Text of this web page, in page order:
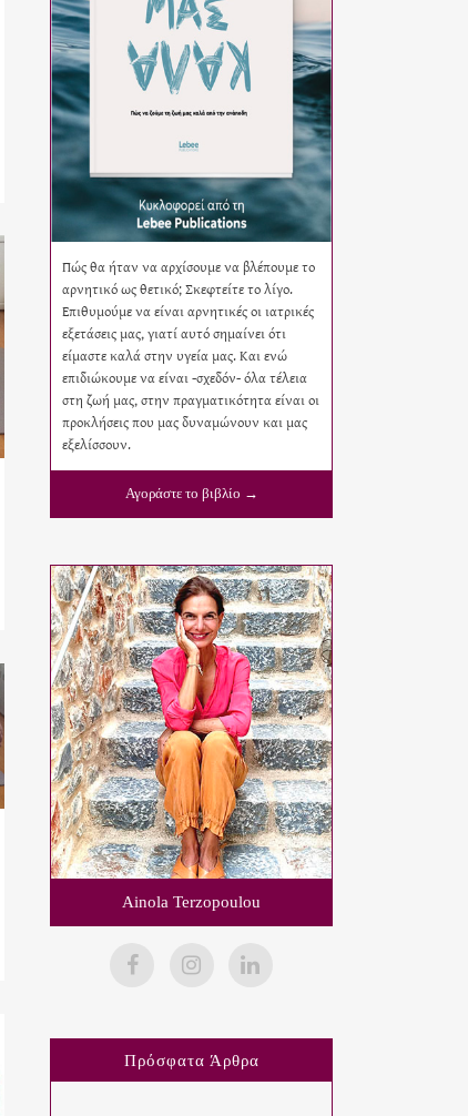
Πώς θα ήταν να αρχίσουμε να βλέπουμε το
αρνητικό ως θετικό; Σκεφτείτε το λίγο.
Επιθυμούμε να είναι αρνητικές οι ιατρικές
εξετάσεις μας, γιατί αυτό σημαίνει ότι
είμαστε καλά στην υγεία μας. Και ενώ
επιδιώκουμε να είναι -σχεδόν- όλα τέλεια
στη ζωή μας, στην πραγματικότητα είναι οι
προκλήσεις που μας δυναμώνουν και μας
εξελίσσουν.
Αγοράστε το βιβλίο →
Ainola Terzopoulou
Πρόσφατα Άρθρα